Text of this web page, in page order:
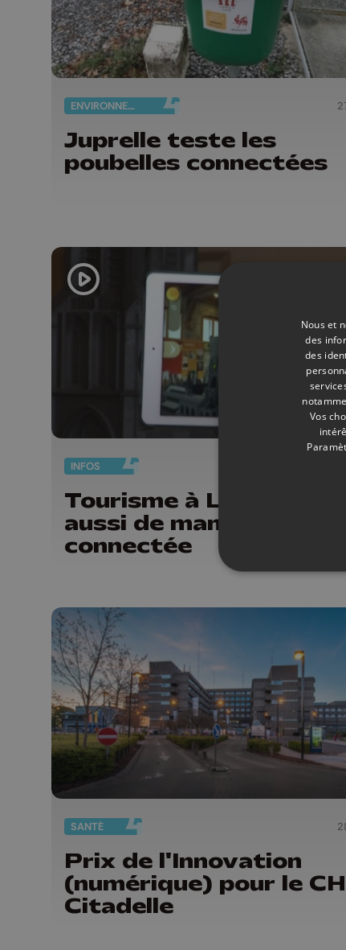
ENVIRONNEMENT
Juprelle teste les
poubelles connectées
INFOS
Tourisme à Liège :
aussi de manière
connectée
SANTÉ
Prix de l'Innovation
(numérique) pour le
Citadelle
Nous et
des
des
Vos